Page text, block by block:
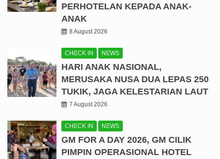
PERHOTELAN KEPADA ANAK-
ANAK
8 August 2026
CHECK IN NEWS
HARI ANAK NASIONAL,
MERUSAKA NUSA DUA LEPAS 250
TUKIK, JAGA KELESTARIAN LAUT
7 August 2026
CHECK IN NEWS
GM FOR A DAY 2026, GM CILIK
PIMPIN OPERASIONAL HOTEL